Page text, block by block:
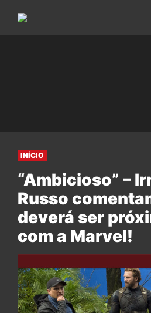
INÍCIO
“Ambicioso” –
Russo
deverá ser
com a Marvel!